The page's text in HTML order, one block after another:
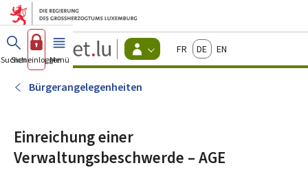
Zum Hauptmenü
Zum Inhalt
Guichet.lu
Changer
d'espace
FrançaisDeutschEnglish
Suchen
Sich einloggen
Menü Haupt-
Bürgerangelegenheiten
Einreichung einer
Verwaltungsbeschwerde – AGE